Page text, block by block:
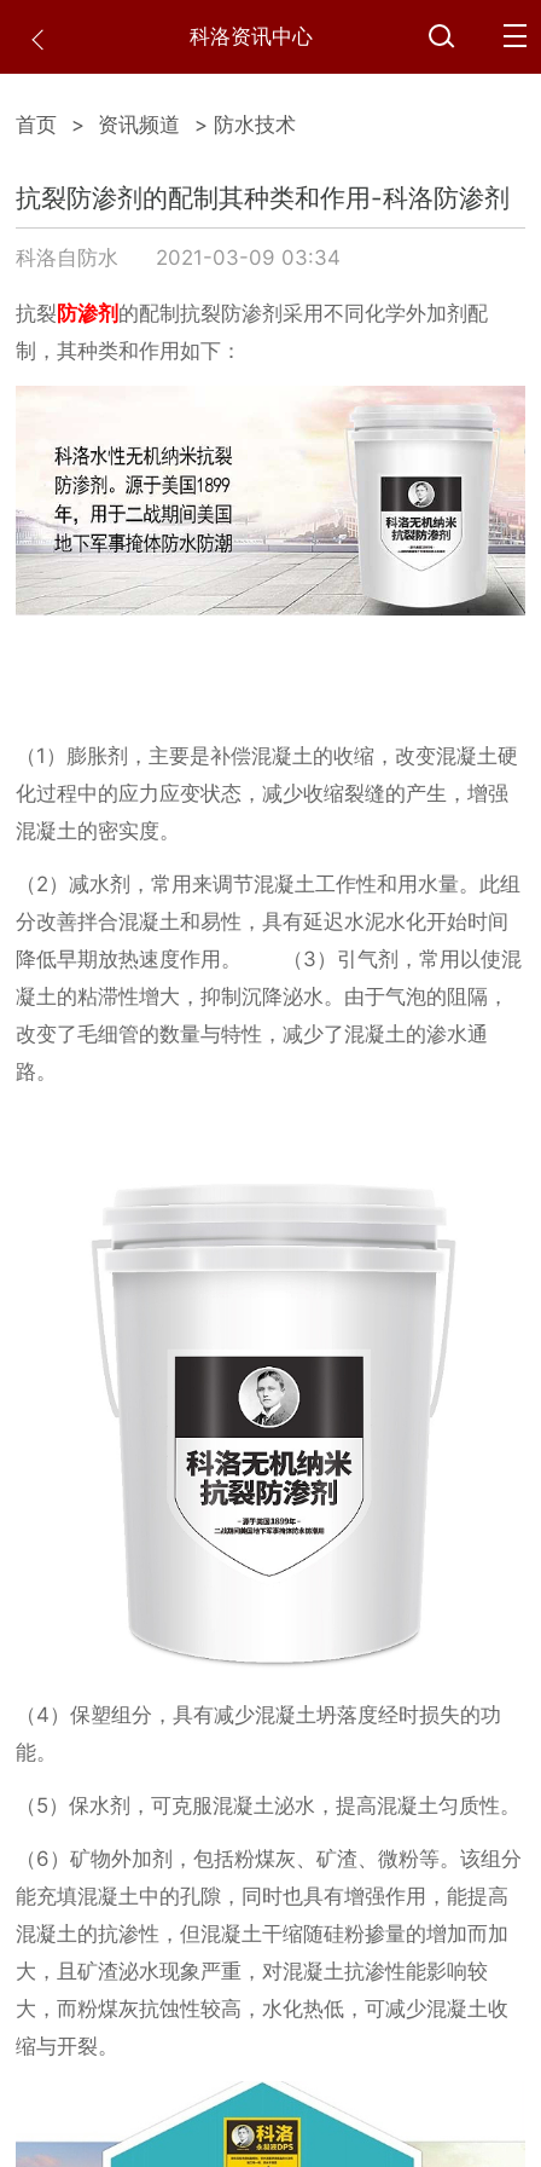
科洛资讯中心
首页 > 资讯频道 > 防水技术
抗裂防渗剂的配制其种类和作用-科洛防渗剂
科洛自防水 2021-03-09 03:34
抗裂防渗剂 的配制抗裂防渗剂采用不同化学外加剂配
制，其种类和作用如下：
（1）膨胀剂，主要是补偿混凝土的收缩，改变混凝土硬
化过程中的应力应变状态，减少收缩裂缝的产生，增强
混凝土的密实度。
（2）减水剂，常用来调节混凝土工作性和用水量。此组
分改善拌合混凝土和易性，具有延迟水泥水化开始时间
降低早期放热速度作用。 （3）引气剂，常用以使混
凝土的粘滞性增大，抑制沉降泌水。由于气泡的阻隔，
改变了毛细管的数量与特性，减少了混凝土的渗水通
路。
（4）保塑组分，具有减少混凝土坍落度经时损失的功
能。
（5）保水剂，可克服混凝土泌水，提高混凝土匀质性。
（6）矿物外加剂，包括粉煤灰、矿渣、微粉等。该组分
能充填混凝土中的孔隙，同时也具有增强作用，能提高
混凝土的抗渗性，但混凝土干缩随硅粉掺量的增加而加
大，且矿渣泌水现象严重，对混凝土抗渗性能影响较
大，而粉煤灰抗蚀性较高，水化热低，可减少混凝土收
缩与开裂。